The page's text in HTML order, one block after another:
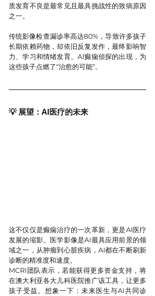
质发育不良是最常见且最具挑战性的致病原因
之一。
传统影像检查漏诊率高达80%，导致许多孩子
长期依赖药物，却依旧反复发作，最终影响智
力、学习和情绪发育。AI癫痫侦探的出现，为
这些孩子点燃了“治愈的可能”。
💡 展望：AI医疗的未来
这不仅仅是癫痫治疗的一次革新，更是AI医疗
发展的缩影。医学影像是AI最具应用前景的领
域之一，从肿瘤到心脏疾病，AI都在不断刷新
诊断的精准度和速度。
MCRI团队表示，若能获得更多资金支持，将
在澳大利亚各大儿科医院推广该工具，让更多
孩子受益。想象一下：未来医生与AI共同诊